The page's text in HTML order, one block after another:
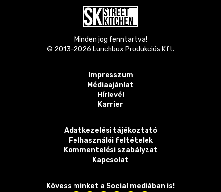
Minden jog fenntartva!
© 2013-2026 Lunchbox Produkciós Kft.
Impresszum
Médiaajánlat
Hírlevél
Karrier
Adatkezelési tájékoztató
Felhasználói feltételek
Kommentelési szabályzat
Kapcsolat
Kövess minket a Social mediában is!